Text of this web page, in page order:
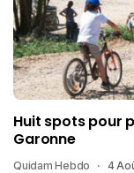
Huit spots pour
Garonne
Quidam Hebdo 4